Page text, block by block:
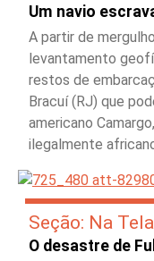
Um navio
A partir de
levantamento
restos de
Bracuí (RJ) que
americano
ilegalmente
Seção: Na Tela
O desastre de